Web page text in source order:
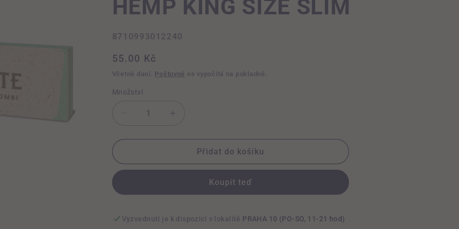
HEMP KING SIZE SLIM
SKU:
8710993012240
Běžná
cena
55.00 Kč
Včetně daní. Poštovné se vypočítá na pokladně.
Množství
produktu
+
HEMP
SIZE
Zvýšit
produktu
PAPÍRKY
+
ORGANIC
HEMP
SIZE
Přidat do košíku
Koupit teď
Vyzvednutí je k dispozici v lokalitě PRAHA 10 (PO-SO, 11-21 hod)